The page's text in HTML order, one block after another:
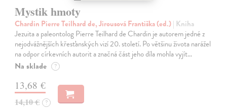
Mystik hmoty
Chardin Pierre Teilhard de, Jirousová Františka (ed.)| Kniha
Jezuita a paleontolog Pierre Teilhard de Chardin je autorem jedné z
nejodvážnějších křesťanských vizí 20. století. Po většinu života narážel
na odpor církevních autorit a značná část jeho díla mohla vyjít…
Na sklade ?
13,68 €
14,10 € ?